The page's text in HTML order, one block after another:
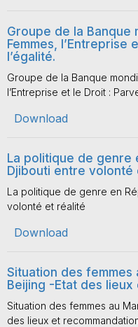
Groupe de la Banque
Femmes, l’Entreprise
l’égalité.
Groupe de la Banque
l’Entreprise et le Droit :
Download
La politique de genre
Djibouti entre volonté
La politique de genre en
volonté et réalité
Download
Situation des femmes
Beijing -Etat des
Situation des femmes au
des lieux et